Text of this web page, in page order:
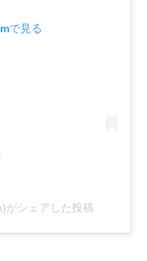
で見る
がシェアした投稿